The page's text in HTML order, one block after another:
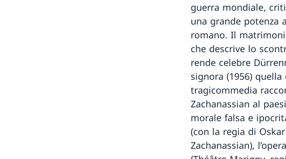
guerra mondiale,
una grande potenza
romano. Il
che descrive lo
rende celebre
signora (1956)
tragicommedia
Zachanassian al
morale falsa e
(con la regia di
Zachanassian),